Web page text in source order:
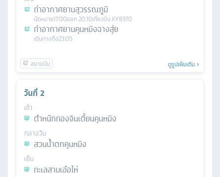
ท่าอากาศยานสุวรรณภูมิ
นัดหมาย17.00ออก20.10เที่ยวบิน KY8370
ท่าอากาศยานคุนหมิงฉางสุ่ย
เดินทางถึง23.05
ดูรูปเพิ่มเติม
วันที่ 2
เช้า
ตำหนักทองจินเตี้ยนคุนหมิง
กลางวัน
สวนน้ำตกคุนหมิง
เย็น
ทะเลสาบเอ๋อไห่